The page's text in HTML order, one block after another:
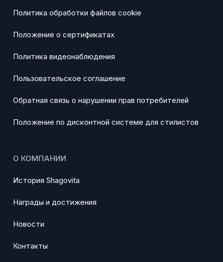
Политика обработки файлов cookie
Положение о сертификатах
Политика видеонаблюдения
Пользовательское соглашение
Обратная связь о нарушении прав потребителей
Положение по дисконтной системе для стилистов
О КОМПАНИИ
История Shagovita
Награды и достижения
Новости
Контакты